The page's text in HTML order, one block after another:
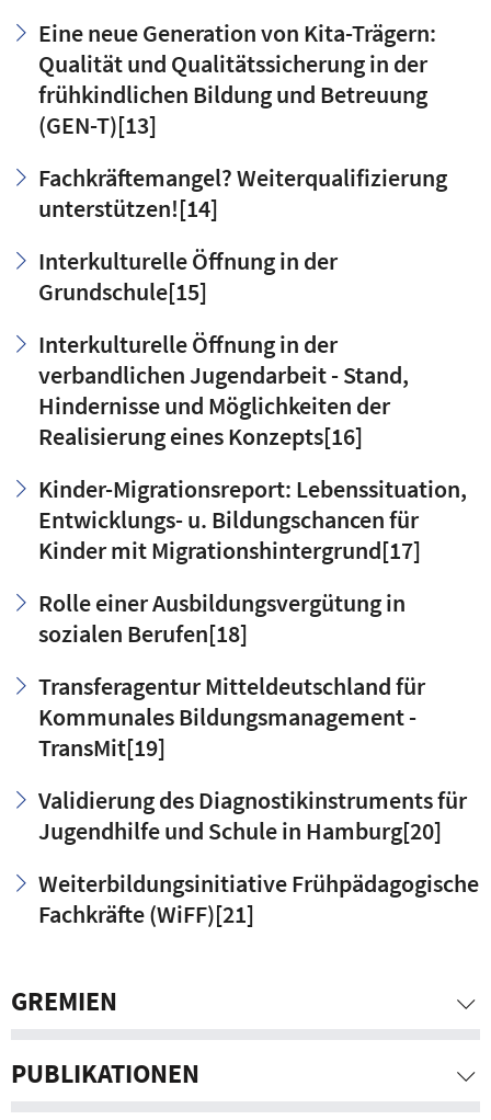
Eine neue Generation von Kita-Trägern:
Qualität und Qualitätssicherung in der
frühkindlichen Bildung und Betreuung
(GEN-T)[13]
Fachkräftemangel? Weiterqualifizierung
unterstützen![14]
Interkulturelle Öffnung in der
Grundschule[15]
Interkulturelle Öffnung in der
verbandlichen Jugendarbeit - Stand,
Hindernisse und Möglichkeiten der
Realisierung eines Konzepts[16]
Kinder-Migrationsreport: Lebenssituation,
Entwicklungs- u. Bildungschancen für
Kinder mit Migrationshintergrund[17]
Rolle einer Ausbildungsvergütung in
sozialen Berufen[18]
Transferagentur Mitteldeutschland für
Kommunales Bildungsmanagement -
TransMit[19]
Validierung des Diagnostikinstruments für
Jugendhilfe und Schule in Hamburg[20]
Weiterbildungsinitiative Frühpädagogische
Fachkräfte (WiFF)[21]
GREMIEN
PUBLIKATIONEN